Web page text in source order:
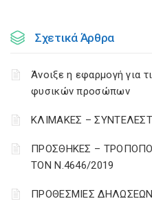
Σχετικά Άρθρα
Άνοιξε η εφαρμογή για
φυσικών προσώπων
ΚΛΙΜΑΚΕΣ –
ΠΡΟΣΘΗΚΕΣ –
ΤΟΝ Ν.4646/2019
ΠΡΟΘΕΣΜΙΕΣ